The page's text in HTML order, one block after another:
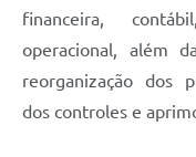
financeira,
operacional, além
reorganização dos
dos controles e